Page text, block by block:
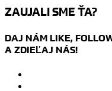
ZAUJALI SME ŤA?
DAJ NÁM LIKE,
A ZDIEĽAJ NÁS!